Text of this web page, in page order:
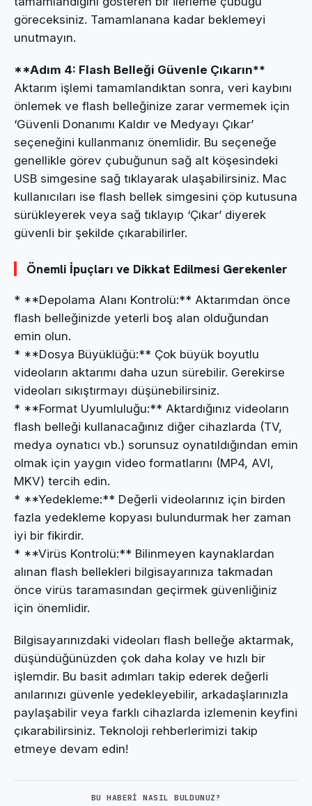
göreceksiniz. Tamamlanana kadar beklemeyi
unutmayın.
**Adım 4: Flash Belleği Güvenle Çıkarın**
Aktarım işlemi tamamlandıktan sonra, veri kaybını
önlemek ve flash belleğinize zarar vermemek için
‘Güvenli Donanımı Kaldır ve Medyayı Çıkar’
seçeneğini kullanmanız önemlidir. Bu seçeneğe
genellikle görev çubuğunun sağ alt köşesindeki
USB simgesine sağ tıklayarak ulaşabilirsiniz. Mac
kullanıcıları ise flash bellek simgesini çöp kutusuna
sürükleyerek veya sağ tıklayıp ‘Çıkar’ diyerek
güvenli bir şekilde çıkarabilirler.
Önemli İpuçları ve Dikkat Edilmesi Gerekenler
* **Depolama Alanı Kontrolü:** Aktarımdan önce
flash belleğinizde yeterli boş alan olduğundan
emin olun.
* **Dosya Büyüklüğü:** Çok büyük boyutlu
videoların aktarımı daha uzun sürebilir. Gerekirse
videoları sıkıştırmayı düşünebilirsiniz.
* **Format Uyumluluğu:** Aktardığınız videoların
flash belleği kullanacağınız diğer cihazlarda (TV,
medya oynatıcı vb.) sorunsuz oynatıldığından emin
olmak için yaygın video formatlarını (MP4, AVI,
MKV) tercih edin.
* **Yedekleme:** Değerli videolarınız için birden
fazla yedekleme kopyası bulundurmak her zaman
iyi bir fikirdir.
* **Virüs Kontrolü:** Bilinmeyen kaynaklardan
alınan flash bellekleri bilgisayarınıza takmadan
önce virüs taramasından geçirmek güvenliğiniz
için önemlidir.
Bilgisayarınızdaki videoları flash belleğe aktarmak,
düşündüğünüzden çok daha kolay ve hızlı bir
işlemdir. Bu basit adımları takip ederek değerli
anılarınızı güvenle yedekleyebilir, arkadaşlarınızla
paylaşabilir veya farklı cihazlarda izlemenin keyfini
çıkarabilirsiniz. Teknoloji rehberlerimizi takip
etmeye devam edin!
BU HABERI NASIL BULDUNUZ?